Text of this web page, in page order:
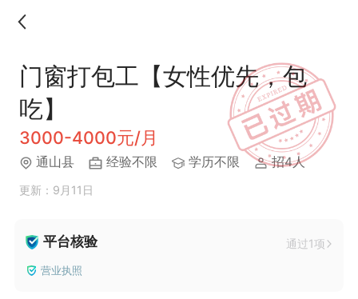
门窗打包工【女性优先，包
吃】
3000-4000元/月
通山县 经验不限 学历不限 招4人
更新：9月11日
平台核验 通过1项
营业执照